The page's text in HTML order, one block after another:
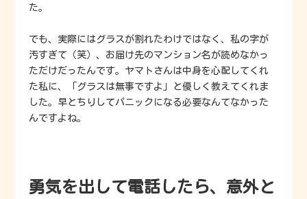
た。
でも、実際にはグラスが割れたわけではなく、私の字が
汚すぎて（笑）、お届け先のマンション名が読めなかっ
ただけだったんです。ヤマトさんは中身を心配してくれ
た私に、「グラスは無事ですよ」と優しく教えてくれま
した。早とちりしてパニックになる必要なんてなかった
んですよね。
勇気を出して電話したら、意外と